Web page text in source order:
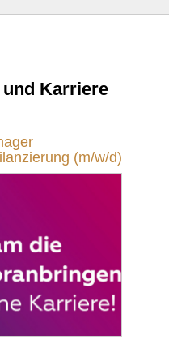
Karriere
(m/w/d)